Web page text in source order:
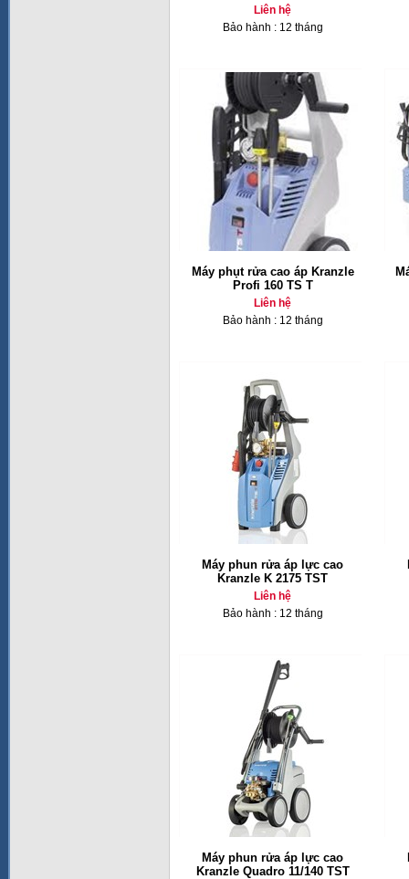
Liên hệ
Bảo hành : 12 tháng
Máy phụt rửa cao áp Kranzle
Profi 160 TS T
Liên hệ
Bảo hành : 12 tháng
Máy phun rửa áp lực cao
Kranzle K 2175 TST
Liên hệ
Bảo hành : 12 tháng
Máy phun rửa áp lực cao
Kranzle Quadro 11/140 TST